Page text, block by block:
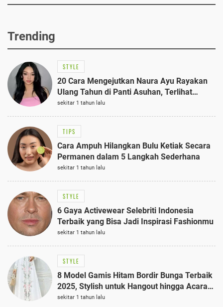
Trending
STYLE
20 Cara Mengejutkan Naura Ayu Rayakan
Ulang Tahun di Panti Asuhan, Terlihat
Anggun dengan Kaftan Cokelat
sekitar 1 tahun lalu
TIPS
Cara Ampuh Hilangkan Bulu Ketiak Secara
Permanen dalam 5 Langkah Sederhana
sekitar 1 tahun lalu
STYLE
6 Gaya Activewear Selebriti Indonesia
Terbaik yang Bisa Jadi Inspirasi Fashionmu
sekitar 1 tahun lalu
STYLE
8 Model Gamis Hitam Bordir Bunga Terbaik
2025, Stylish untuk Hangout hingga Acara
Semi-Formal
sekitar 1 tahun lalu